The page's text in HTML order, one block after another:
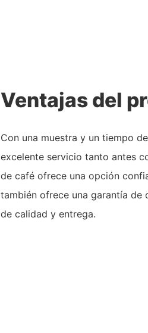
Ventajas del
Con una muestra y un tiempo
excelente servicio tanto antes
de café ofrece una opción
también ofrece una garantía
de calidad y entrega.